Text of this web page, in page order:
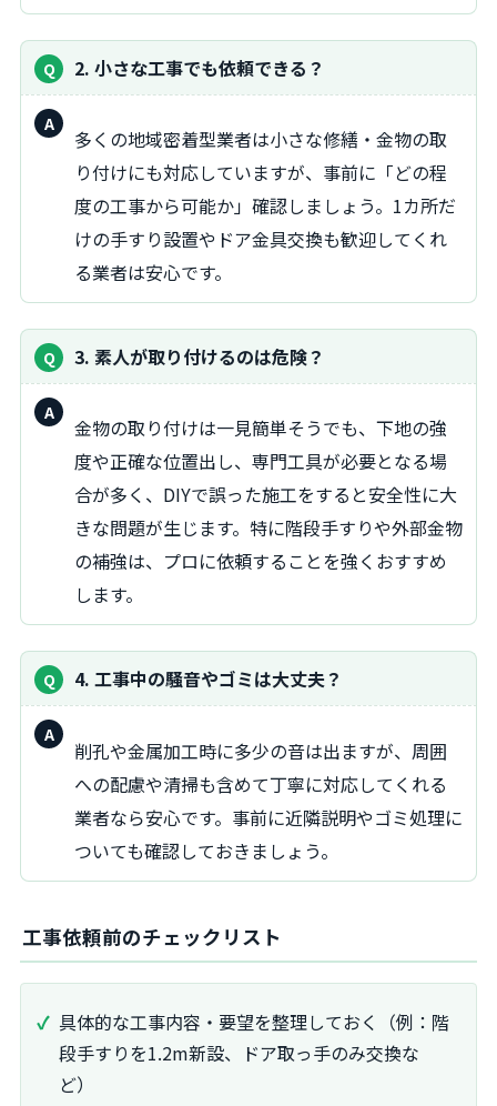
2. 小さな工事でも依頼できる？
答：
多くの地域密着型業者は小さな修繕・金物の取
り付けにも対応していますが、事前に「どの程
度の工事から可能か」確認しましょう。1カ所だ
けの手すり設置やドア金具交換も歓迎してくれ
る業者は安心です。
3. 素人が取り付けるのは危険？
答：
金物の取り付けは一見簡単そうでも、下地の強
度や正確な位置出し、専門工具が必要となる場
合が多く、DIYで誤った施工をすると安全性に大
きな問題が生じます。特に階段手すりや外部金物
の補強は、プロに依頼することを強くおすすめ
します。
4. 工事中の騒音やゴミは大丈夫？
答：
削孔や金属加工時に多少の音は出ますが、周囲
への配慮や清掃も含めて丁寧に対応してくれる
業者なら安心です。事前に近隣説明やゴミ処理に
ついても確認しておきましょう。
工事依頼前のチェックリスト
具体的な工事内容・要望を整理しておく（例：階
段手すりを1.2m新設、ドア取っ手のみ交換な
ど）